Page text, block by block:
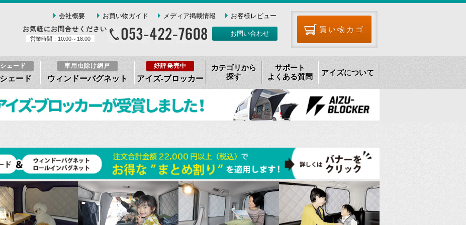
会社概要 お買い物ガイド メディア掲載情報
お客様レビュー
お気軽にお問合せください
営業時間：10:00～18:00
お問い合わせ 買い物カゴ
ェード
ェード
車用虫除け網戸
ウィンドーバグネット
好評発売中
アイズ-ブロッカー
カテゴリから
探す
サポート
よくある質問
アイズについて